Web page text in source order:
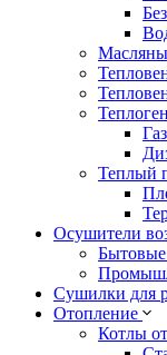
Теплый
Осушители
Сушилки для
Отопление
Котлы